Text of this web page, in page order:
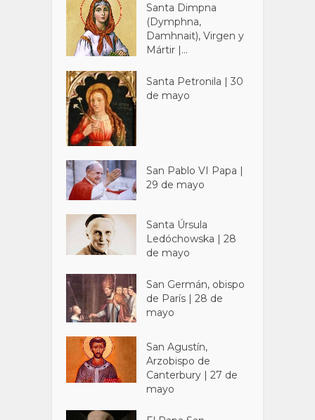
Santa Dimpna
(Dymphna,
Damhnait), Virgen y
Mártir |...
Santa Petronila | 30
de mayo
San Pablo VI Papa |
29 de mayo
Santa Úrsula
Ledóchowska | 28
de mayo
San Germán, obispo
de París | 28 de
mayo
San Agustín,
Arzobispo de
Canterbury | 27 de
mayo